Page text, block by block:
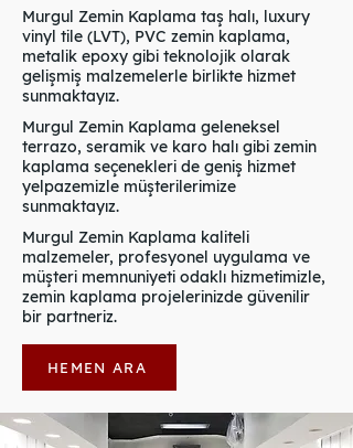
Murgul Zemin Kaplama taş halı, luxury
vinyl tile (LVT), PVC zemin kaplama,
metalik epoxy gibi teknolojik olarak
gelişmiş malzemelerle birlikte hizmet
sunmaktayız.
Murgul Zemin Kaplama geleneksel
terrazo, seramik ve karo halı gibi zemin
kaplama seçenekleri de geniş hizmet
yelpazemizle müşterilerimize
sunmaktayız.
Murgul Zemin Kaplama kaliteli
malzemeler, profesyonel uygulama ve
müşteri memnuniyeti odaklı hizmetimizle,
zemin kaplama projelerinizde güvenilir
bir partneriz.
HEMEN ARA